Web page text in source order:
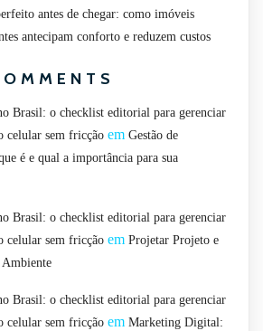
antes de chegar: como imóveis
antecipam conforto e reduzem custos
Brasil: o checklist editorial para gerenciar
celular sem fricção em Gestão de
é e qual a importância para sua
Brasil: o checklist editorial para gerenciar
celular sem fricção em Projetar Projeto e
Ambiente
Brasil: o checklist editorial para gerenciar
celular sem fricção em Marketing Digital: